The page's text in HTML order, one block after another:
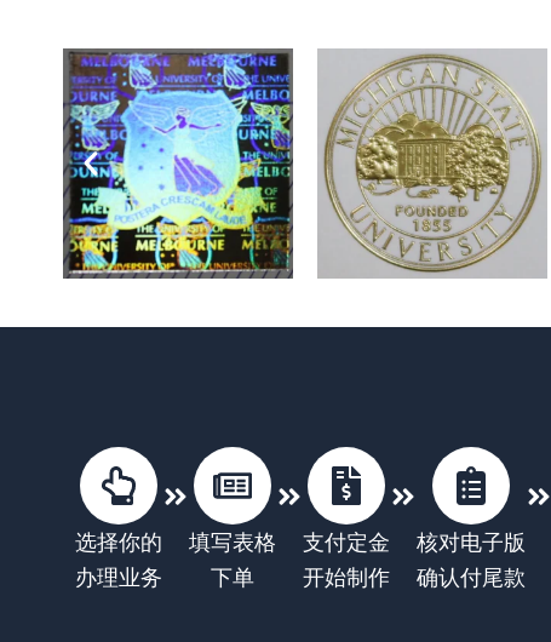
选择你的
办理业务
填写表格
下单
支付定金
开始制作
核对电子版
确认付尾款